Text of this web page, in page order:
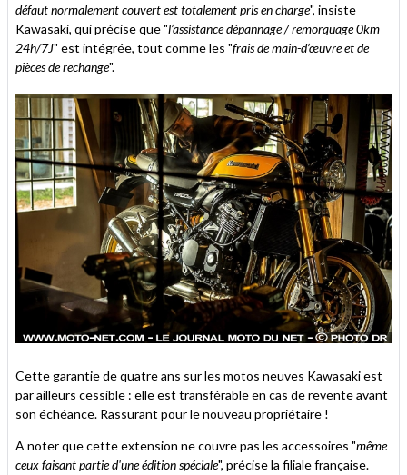
défaut normalement couvert est totalement pris en charge", insiste
Kawasaki, qui précise que "l’assistance dépannage / remorquage 0km
24h/7J" est intégrée, tout comme les "frais de main-d’œuvre et de
pièces de rechange".
Cette garantie de quatre ans sur les motos neuves Kawasaki est
par ailleurs cessible : elle est transférable en cas de revente avant
son échéance. Rassurant pour le nouveau propriétaire !
A noter que cette extension ne couvre pas les accessoires "même
ceux faisant partie d'une édition spéciale", précise la filiale française.